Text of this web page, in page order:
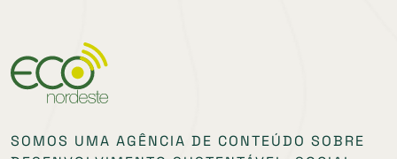
SOMOS UMA AGÊNCIA DE CONTEÚDO SOBRE